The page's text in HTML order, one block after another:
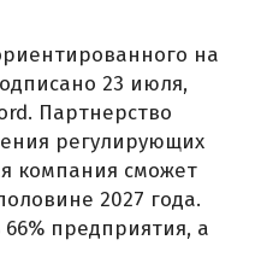
на
23 июля,
Партнерство
регулирующих
компания сможет
2027 года.
предприятия, а